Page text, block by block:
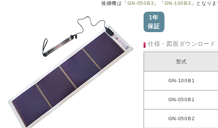
後継機は「GN-050B3 」「GN-100B3 」となり
1年
保証
仕様・図面ダウンロード
型式
GN-100B1
GN-050B1
GN-050B2